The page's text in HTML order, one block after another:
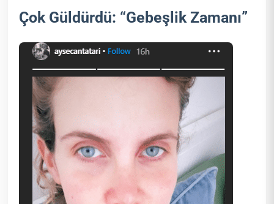
Çok Güldürdü: “Gebeşlik Zamanı”